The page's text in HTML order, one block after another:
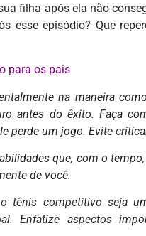
filha após ela não
esse episódio? Que
para os pais
na maneira
antes do êxito. Faça
perde um jogo. Evite
que, com o
de você.
tênis competitivo seja
Enfatize aspectos